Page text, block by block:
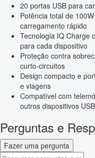
20 portas USB para
Potência total de
carregamento rápido
Tecnologia IQ Charge
para cada dispositivo
Proteção contra
curto-circuitos
Design compacto e
e viagens
Compatível com
outros dispositivos USB
Perguntas e
Fazer uma pergunta